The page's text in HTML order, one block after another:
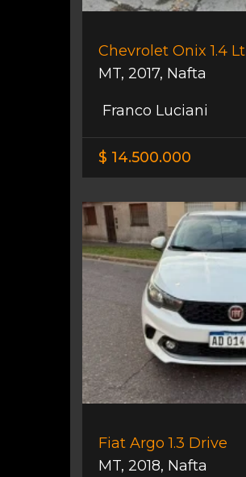
Chevrolet Onix 1.4 Lt
MT, 2017, Nafta
Franco Luciani
$ 14.500.000
Fiat Argo 1.3 Drive
MT, 2018, Nafta